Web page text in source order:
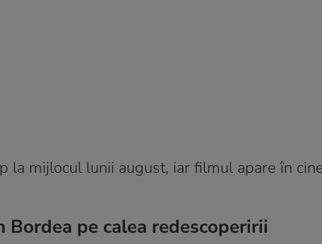
la mijlocul lunii august, iar filmul apare în
pe calea redescoperirii